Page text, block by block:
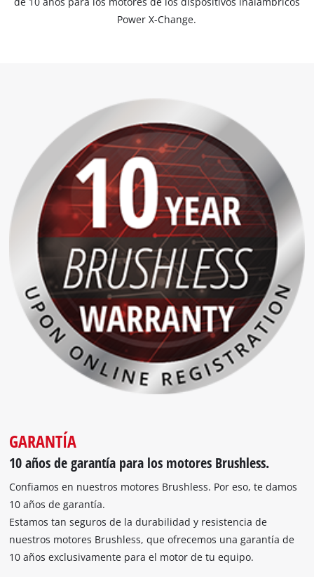
Power X-Change.
GARANTÍA
10 años de garantía para los motores Brushless.
Confiamos en nuestros motores Brushless. Por eso, te damos
10 años de garantía.
Estamos tan seguros de la durabilidad y resistencia de
nuestros motores Brushless, que ofrecemos una garantía de
10 años exclusivamente para el motor de tu equipo.